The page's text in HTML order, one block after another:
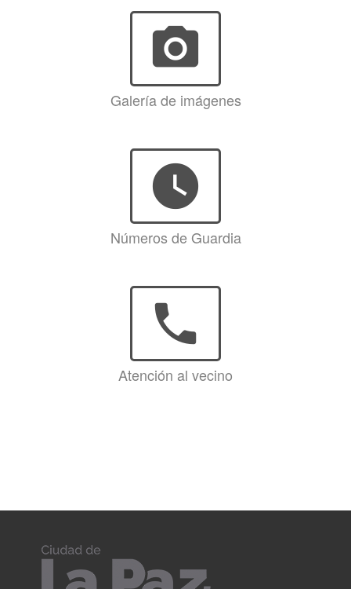
photo_camera
Galería de imágenes
watch_later
Números de Guardia
phone
Atención al vecino